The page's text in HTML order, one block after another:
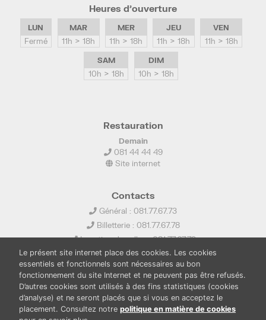
Heures d’ouverture
LUN
Fermé
MAR
11h > 18h
MER
11h > 18h
JEU
11h > 18h
VEN
11h > 18h
SAM
10h > 18h
DIM
10h > 18h
Restauration
Demain
081 44 44 49
Site internet
Contacts
Général : 081.77.67.73
Billetterie : 081.77.67.78
Location de salles : 081.77.67.79
info@ledelta.be
Le présent site internet place des cookies. Les cookies
essentiels et fonctionnels sont nécessaires au bon
fonctionnement du site Internet et ne peuvent pas être refusés.
D’autres cookies sont utilisés à des fins statistiques (cookies
d’analyse) et ne seront placés que si vous en acceptez le
placement. Consultez notre politique en matière de cookies